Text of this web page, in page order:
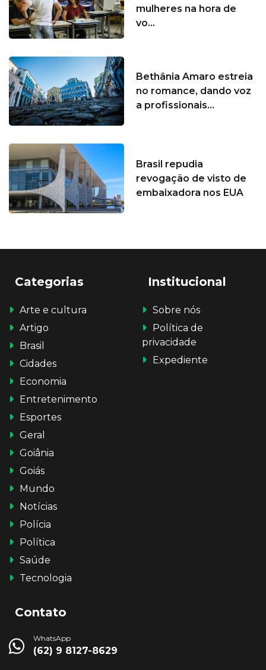
mulheres na hora de
vo...
Bethânia Amaro estreia
no romance, dando voz
a profissionais...
Brasil repudia
revogação de visto de
embaixadora nos EUA
Categorias
Arte e cultura
Artigo
Brasil
Cidades
Economia
Entretenimento
Esportes
Geral
Goiânia
Goiás
Mundo
Notícias
Polícia
Política
Saúde
Tecnologia
Institucional
Sobre nós
Política de
privacidade
Expediente
Contato
WhatsApp
(62) 9 8127-8629